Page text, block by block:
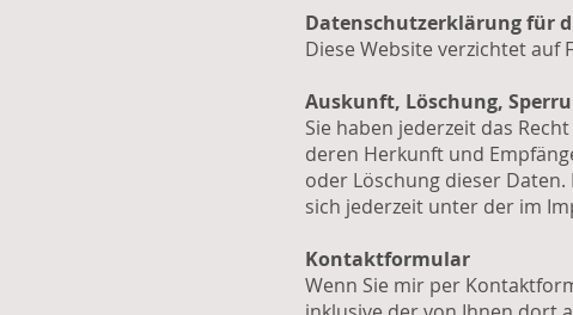
Datenschutzerklärung für
Diese Website verzichtet auf
Auskunft, Löschung,
Sie haben jederzeit das
deren Herkunft und
oder Löschung dieser
sich jederzeit unter der im
Kontaktformular
Wenn Sie mir per